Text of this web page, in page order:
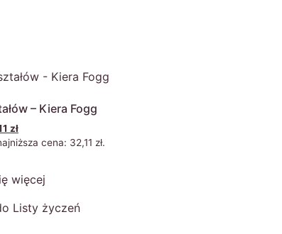
– Kiera Fogg
zł
cena: 32,11 zł.
więcej
Listy życzeń